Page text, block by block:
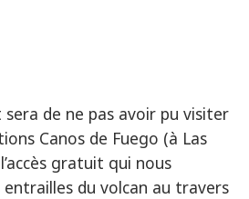
de ne pas avoir pu visiter
Canos de Fuego (à Las
gratuit qui nous
du volcan au travers